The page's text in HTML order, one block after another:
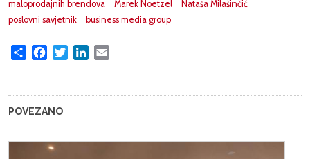
maloprodajnih brendova Marek Noetzel
Nataša Milašinčić
poslovni savjetnik
business media group
Share FacebookTwitterLinkedIn
POVEZANO